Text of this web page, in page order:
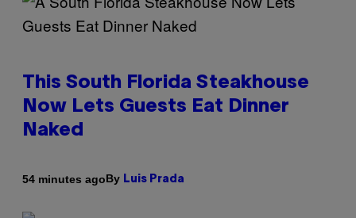
This South Florida Steakhouse
Now Lets Guests Eat Dinner
Naked
54 minutes agoBy Luis Prada